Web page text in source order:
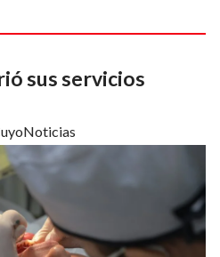
sus servicios